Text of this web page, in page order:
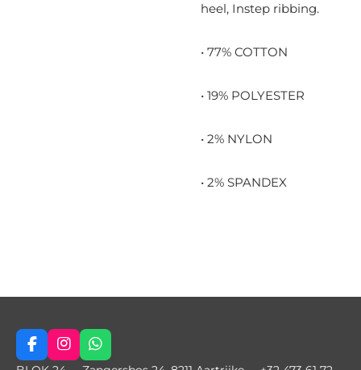
heel, Instep ribbing.
• 77% COTTON
• 19% POLYESTER
• 2% NYLON
• 2% SPANDEX
F
a
I
n
W
h